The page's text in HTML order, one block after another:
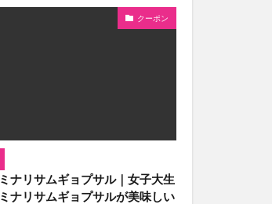
クーポン
ナリサムギョプサル｜女子大生
ナリサムギョプサルが美味しい